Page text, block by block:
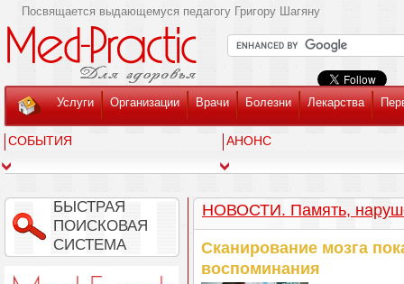
Посвящается выдающемуся педагогу Григору Шагяну
Услуги Организации Врачи Болезни Лекарства
СОБЫТИЯ АНОНС
БЫСТРАЯ
ПОИСКОВАЯ
СИСТЕМА
НОВОСТИ. Память,
Сканирование мозга
воспоминания